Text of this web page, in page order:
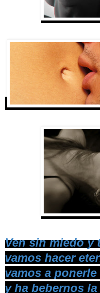
Ven sin miedo y
vamos hacer
vamos a ponerle
y ha bebernos